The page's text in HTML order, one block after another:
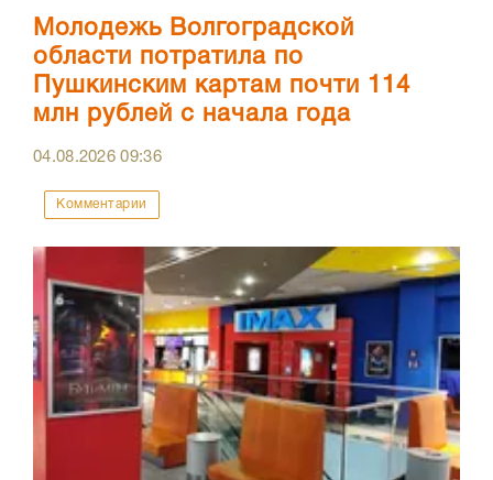
Молодежь Волгоградской
области потратила по
Пушкинским картам почти 114
млн рублей с начала года
04.08.202609:36
Комментарии